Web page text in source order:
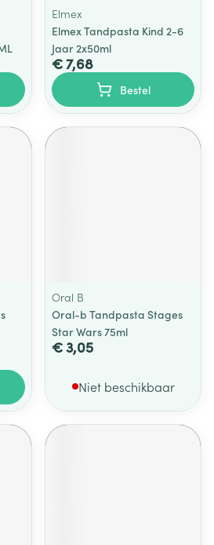
Elmex
Elmex Tandpasta Kind 2-6
Jaar 2x50ml
€ 7,68
Bestel
Oral B
Oral-b Tandpasta Stages
Star Wars 75ml
€ 3,05
Niet beschikbaar